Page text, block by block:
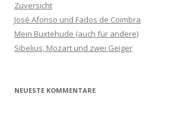
a
c
h
Zuversicht
José Afonso und Fados de Coimbra
Mein Buxtehude (auch für andere)
Sibelius, Mozart und zwei Geiger
NEUESTE KOMMENTARE